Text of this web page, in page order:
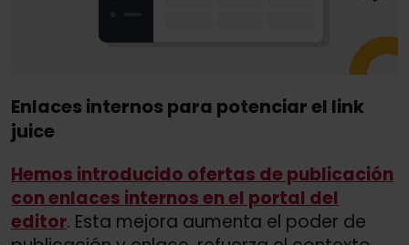
Enlaces internos para potenciar el link
juice
Hemos introducido ofertas de publicación
con enlaces internos en el portal del
editor. Esta mejora aumenta el poder de